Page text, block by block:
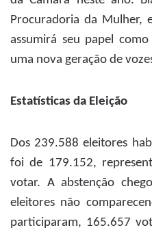
Procuradoria da Mulher,
assumirá seu papel
uma nova geração de
Estatísticas da Eleição
Dos 239.588 eleitores
foi de 179.152,
votar. A abstenção
eleitores não
participaram, 165.657